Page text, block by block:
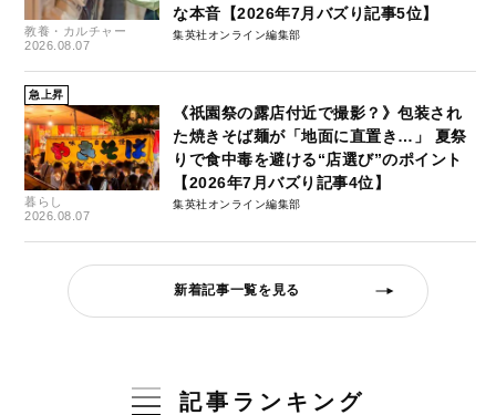
教養・カルチャー
2026.08.07
な本音【2026年7月バズり記事5位】
集英社オンライン編集部
急上昇
暮らし
2026.08.07
《祇園祭の露店付近で撮影？》包装され
た焼きそば麺が「地面に直置き…」 夏祭
りで食中毒を避ける“店選び”のポイント
【2026年7月バズり記事4位】
集英社オンライン編集部
新着記事一覧を見る
記事ランキング